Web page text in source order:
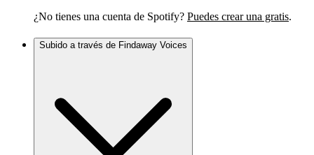
¿No tienes una cuenta de Spotify? Puedes crear una gratis.
Subido a través de Findaway Voices